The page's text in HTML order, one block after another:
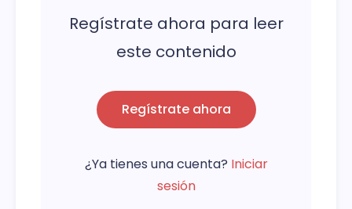
Regístrate ahora para leer
este contenido
Regístrate ahora
¿Ya tienes una cuenta? Iniciar
sesión